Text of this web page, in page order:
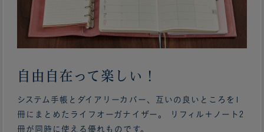
自由自在って楽しい！
システム手帳とダイアリーカバー、互いの良いところを1
冊にまとめたライフオーガナイザー。 リフィル＋ノート2
冊が同時に使える優れものです。